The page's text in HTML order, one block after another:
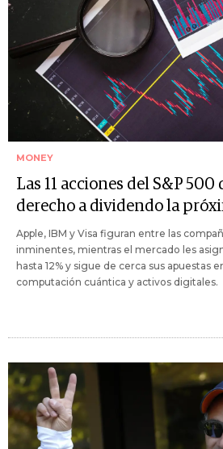
MONEY
Las 11 acciones del S&P
derecho a dividendo la
Apple, IBM y Visa figuran entre las
inminentes, mientras el mercado les
hasta 12% y sigue de cerca sus apuestas
computación cuántica y activos digitales.